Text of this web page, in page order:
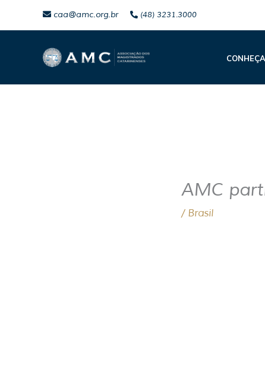
conteúdo
caa@amc.org.br (48) 3231.3000
AMC
/ Brasil